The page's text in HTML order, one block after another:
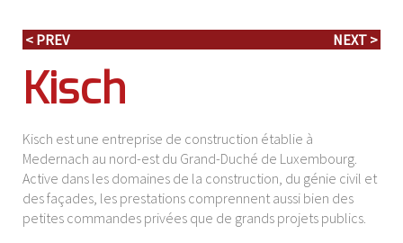
< PREV NEXT >
Kisch
Kisch est une entreprise de construction établie à
Medernach au nord-est du Grand-Duché de Luxembourg.
Active dans les domaines de la construction, du génie civil et
des façades, les prestations comprennent aussi bien des
petites commandes privées que de grands projets publics.